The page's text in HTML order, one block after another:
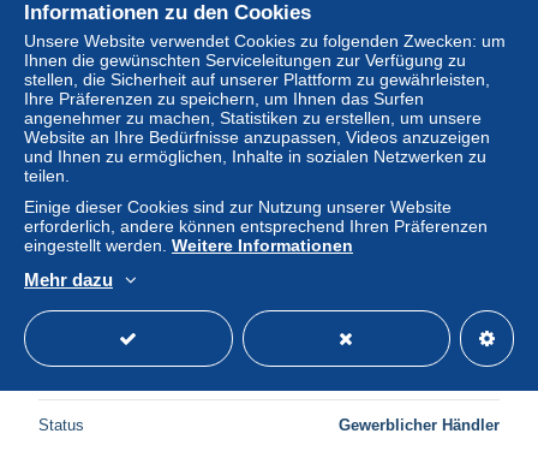
Neu
BDYP9-0736-CHROMOS - BOULE - ALPHONSE
HUMEZ - Fabricant de CHICOREE
± 4,03 $
Status Gewerblicher Händler
Informationen zu den Cookies
Unsere Website verwendet Cookies zu folgenden Zwecken: um
Ihnen die gewünschten Serviceleitungen zur Verfügung zu
stellen, die Sicherheit auf unserer Plattform zu gewährleisten,
Ihre Präferenzen zu speichern, um Ihnen das Surfen
angenehmer zu machen, Statistiken zu erstellen, um unsere
Website an Ihre Bedürfnisse anzupassen, Videos anzuzeigen
und Ihnen zu ermöglichen, Inhalte in sozialen Netzwerken zu
teilen.
Einige dieser Cookies sind zur Nutzung unserer Website
erforderlich, andere können entsprechend Ihren Präferenzen
eingestellt werden. Weitere Informationen
Mehr dazu